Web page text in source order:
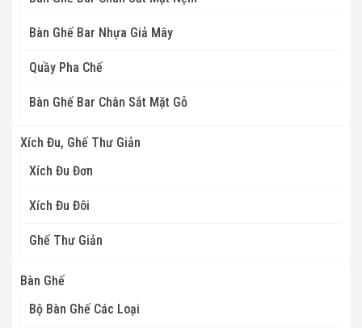
Bàn Ghế Bar Nhựa Giả Mây
Quầy Pha Chế
Bàn Ghế Bar Chân Sắt Mặt Gỗ
Xích Đu, Ghế Thư Giản
Xích Đu Đơn
Xích Đu Đôi
Ghế Thư Giản
Bàn Ghế
Bộ Bàn Ghế Các Loại